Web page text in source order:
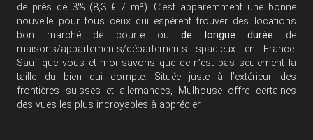
de près de 3% (8,3 € / m²). C’est apparemment une bonne
nouvelle pour tous ceux qui espèrent trouver des locations
bon marché de courte oude longue durée de
maisons/appartements/départements spacieux en France.
Sauf que vous et moi savons que ce n’est pas seulement la
taille du bien qui compte. Située juste à l’extérieur des
frontières suisses et allemandes, Mulhouse offre certaines
des vues les plus incroyables à apprécier.